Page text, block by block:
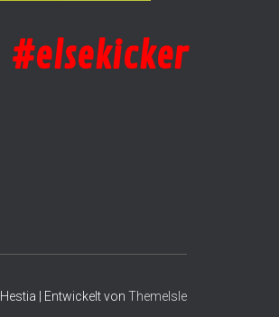
#elsekicker
Hestia | Entwickelt von ThemeIsle